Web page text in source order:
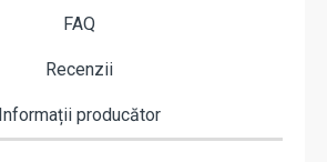
FAQ
Recenzii
Informații producător